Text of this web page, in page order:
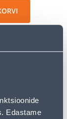
Edastame
mm.